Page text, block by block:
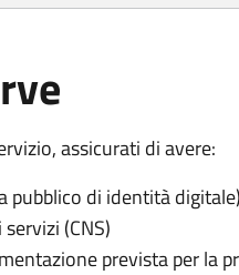
assicurati di avere:
pubblico di identità
(CNS)
prevista per la